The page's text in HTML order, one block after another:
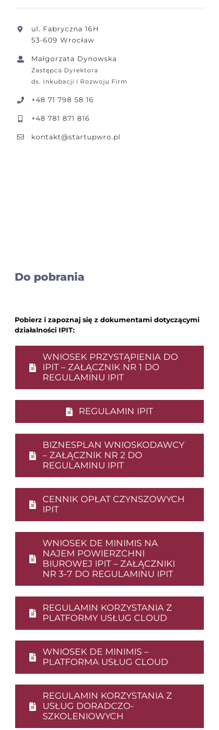
ul. Fabryczna 16H
53-609 Wrocław
Małgorzata Dynowska
Zastępca Dyrektora
ds. Inkubacji i Rozwoju Firm
+48 71 798 58 16
+48 781 871 816
kontakt@startupwro.pl
Do pobrania
Pobierz i zapoznaj się z dokumentami dotyczącymi
działalności IPIT:
WNIOSEK PRZYSTĄPIENIA DO
IPIT – ZAŁĄCZNIK NR 1 DO
REGULAMINU IPIT
REGULAMIN IPIT
BIZNESPLAN WNIOSKODAWCY
– ZAŁĄCZNIK NR 2 DO
REGULAMINU IPIT
CENNIK OPŁAT CZYNSZOWYCH
IPIT
WNIOSEK DE MINIMIS NA
NAJEM POWIERZCHNI
BIUROWEJ IPIT – ZAŁĄCZNIKI
NR 3-7 DO REGULAMINU IPIT
REGULAMIN KORZYSTANIA Z
PLATFORMY USŁUG CLOUD
WNIOSEK DE MINIMIS –
PLATFORMA USŁUG CLOUD
REGULAMIN KORZYSTANIA Z
USŁUG DORADCZO-
SZKOLENIOWYCH